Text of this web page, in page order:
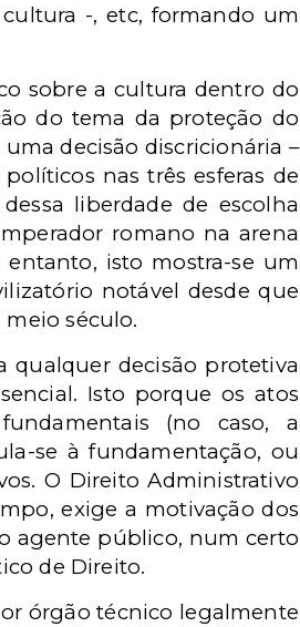
-, etc, formando um
sobre a cultura dentro do
do tema da proteção do
decisão discricionária –
nas três esferas de
liberdade de escolha
romano na arena
isto mostra-se um
notável desde que
século.
qualquer decisão protetiva
Isto porque os atos
(no caso, a
se à fundamentação, ou
O Direito Administrativo
exige a motivação dos
agente público, num certo
de Direito.
órgão técnico legalmente